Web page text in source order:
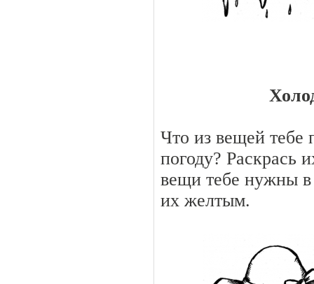
Что из вещей тебе
погоду? Раскрась
вещи тебе нужны в
их желтым.